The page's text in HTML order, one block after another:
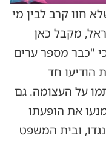
חוו קרב לבין מי
מקבל כאן
"כבר מספר ערים
הודיעו חד
על העצומה. גם
את הופעתו
ובית המשפט